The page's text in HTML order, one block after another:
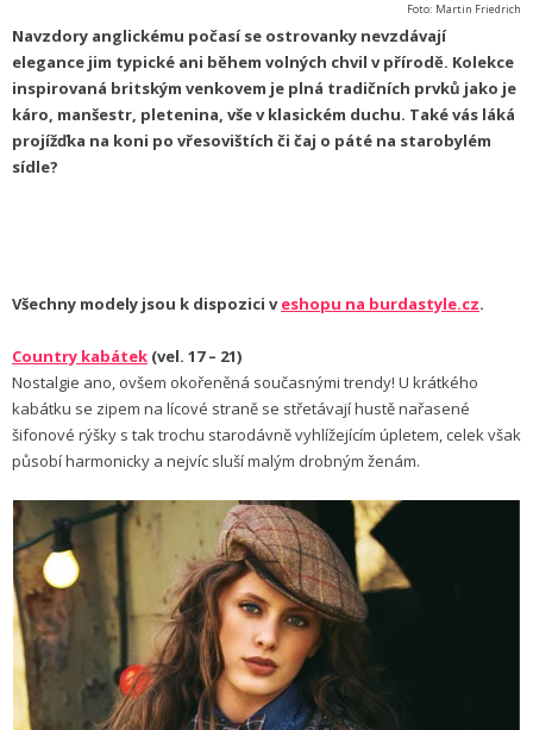
Foto: Martin Friedrich
Navzdory anglickému počasí se ostrovanky nevzdávají
elegance jim typické ani během volných chvil v přírodě. Kolekce
inspirovaná britským venkovem je plná tradičních prvků jako je
káro, manšestr, pletenina, vše v klasickém duchu. Také vás láká
projížďka na koni po vřesovištích či čaj o páté na starobylém
sídle?
Všechny modely jsou k dispozici veshopu na burdastyle.cz.
Country kabátek (vel. 17 – 21)
Nostalgie ano, ovšem okořeněná současnými trendy! U krátkého
kabátku se zipem na lícové straně se střetávají hustě nařasené
šifonové rýšky s tak trochu starodávně vyhlížejícím úpletem, celek však
působí harmonicky a nejvíc sluší malým drobným ženám.